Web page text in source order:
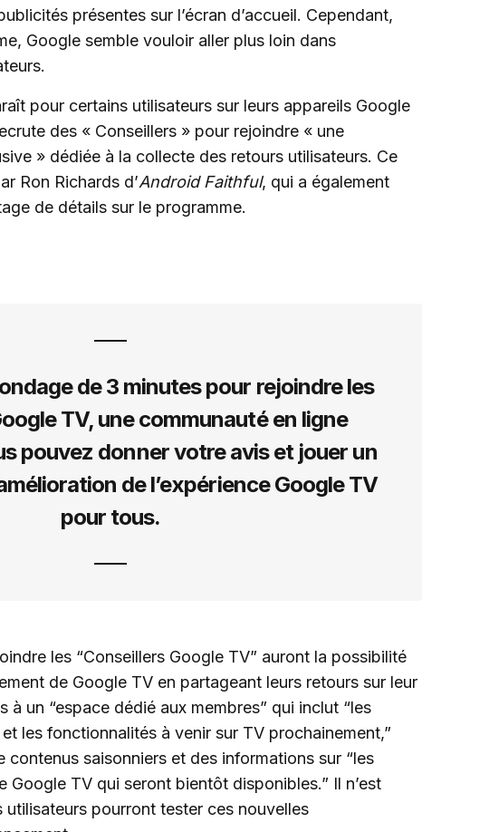
présentes sur l’écran d’accueil. Cependant,
Google semble vouloir aller plus loin dans
pour certains utilisateurs sur leurs appareils Google
des « Conseillers » pour rejoindre « une
» dédiée à la collecte des retours utilisateurs. Ce
Ron Richards d’Android Faithful, qui a également
de détails sur le programme.
de 3 minutes pour rejoindre les
TV, une communauté en ligne
pouvez donner votre avis et jouer un
de l’expérience Google TV
pour tous.
les “Conseillers Google TV” auront la possibilité
de Google TV en partageant leurs retours sur leur
à un “espace dédié aux membres” qui inclut “les
les fonctionnalités à venir sur TV prochainement,”
contenus saisonniers et des informations sur “les
Google TV qui seront bientôt disponibles.” Il n’est
pourront tester ces nouvelles